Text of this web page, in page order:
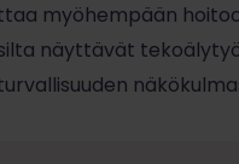
myöhempään
näyttävät